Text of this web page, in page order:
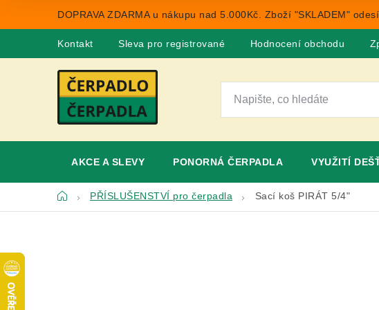
DOPRAVA ZDARMA u nákupu nad 5.000Kč. Zboží "SKLADEM"
Kontakt Sleva pro registrované Hodnocení obchodu
AKCE A SLEVY PONORNÁ ČERPADLA VYUŽITÍ
DomůPŘÍSLUŠENSTVÍ pro čerpadla Sací koš PIRÁT 5/4"